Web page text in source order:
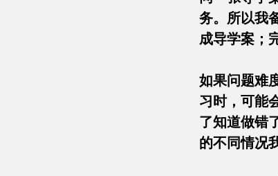
务。所以我
成导学案；
如果问题难
习时，可能
了知道做错
的不同情况